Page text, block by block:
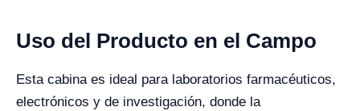
Uso del Producto en el Campo
Esta cabina es ideal para laboratorios farmacéuticos,
electrónicos y de investigación, donde la